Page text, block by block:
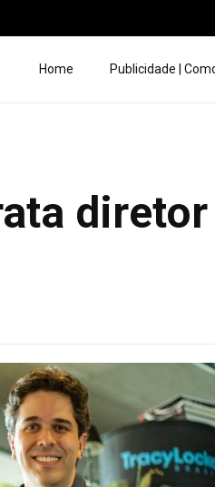
Home Publicidade |
diretor